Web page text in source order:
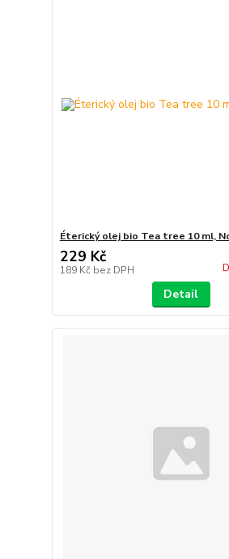
Éterický olej bio Tea tree 10 ml,
229 Kč
189 Kč bez DPH
Detail